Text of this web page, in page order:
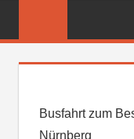
Busfahrt zum
Nürnberg